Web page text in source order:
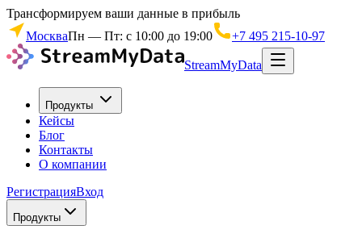
Трансформируем ваши данные в прибыль
МоскваПн — Пт: с 10:00 до 19:00 +7 495 215-10-97
StreamMyData
Продукты
Кейсы
Блог
Контакты
О компании
РегистрацияВход
Продукты